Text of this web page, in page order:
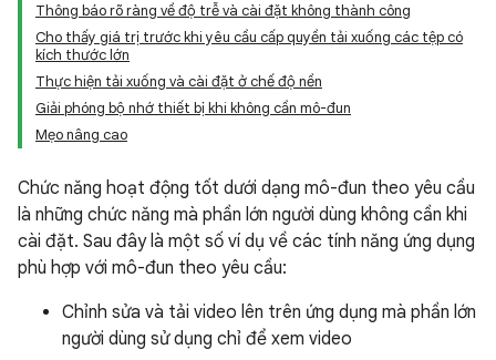
Thông báo rõ ràng về độ trễ và cài đặt không thành công
Cho thấy giá trị trước khi yêu cầu cấp quyền tải xuống các tệp có
kích thước lớn
Thực hiện tải xuống và cài đặt ở chế độ nền
Giải phóng bộ nhớ thiết bị khi không cần mô-đun
Mẹo nâng cao
Chức năng hoạt động tốt dưới dạng mô-đun theo yêu cầu
là những chức năng mà phần lớn người dùng không cần khi
cài đặt. Sau đây là một số ví dụ về các tính năng ứng dụng
phù hợp với mô-đun theo yêu cầu:
Chỉnh sửa và tải video lên trên ứng dụng mà phần lớn
người dùng sử dụng chỉ để xem video